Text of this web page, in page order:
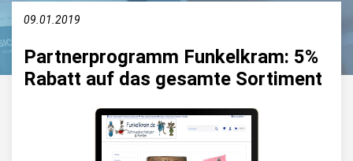
09.01.2019
Partnerprogramm Funkelkram: 5%
Rabatt auf das gesamte Sortiment